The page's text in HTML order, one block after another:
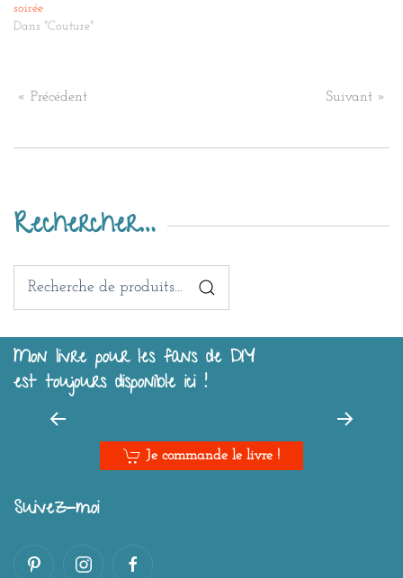
soirée
Dans "Couture"
« Précédent Suivant »
Rechercher…
Recherche
Mon livre pour les fans de DIY
est toujours disponible ici !
Je commande le livre !
Suivez-moi